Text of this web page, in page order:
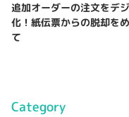
追加オーダーの注文をデ
化！紙伝票からの脱却を
て
Category